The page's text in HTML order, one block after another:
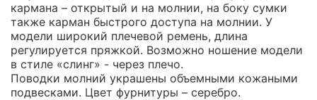
кармана – открытый и на молнии, на боку сумки
также карман быстрого доступа на молнии. У
модели широкий плечевой ремень, длина
регулируется пряжкой. Возможно ношение модели
в стиле «слинг» - через плечо.
Поводки молний украшены объемными кожаными
подвесками. Цвет фурнитуры – серебро.